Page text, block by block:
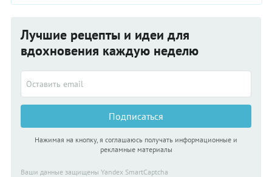
Лучшие рецепты и идеи для
вдохновения каждую неделю
Подписаться
Нажимая на кнопку, я соглашаюсь получать информационные и
рекламные материалы
Ваши данные защищены Yandex SmartCaptcha